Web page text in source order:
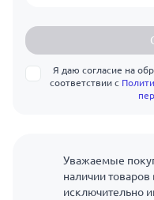
Я даю согласие на
соответствии с
Уважаемые
наличии
исключительно